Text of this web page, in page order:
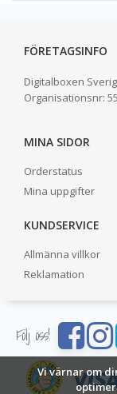
Vi värnar om
FÖRETAGSINFO
Digitalboxen
Organisationsnr:
MINA SIDOR
Orderstatus
Mina uppgifter
KUNDSERVICE
Allmänna villkor
Reklamation
Följ oss!